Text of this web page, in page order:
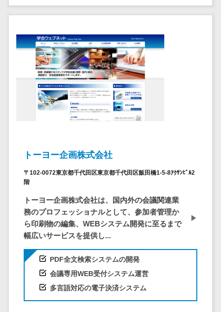
医療・介護業界向け
電子カルテ>
障害福祉ソフト>
介護ソフト>
オンライン診療システム>
オンコール代行サービス>
訪問看護ステーション向けサービ
ス>
リハビリ管理システム>
医薬品在庫管理システム>
電子薬歴システム>
不動産業界向け
不動産管理サービス>
不動産業務支援サービス>
ア
Web会議シス
テム
プロジェクト
管理ツール
電子証明書サ
ービス
電子証明書サ
ー
クラウド基盤
ツール
データセンタ
ー監視自動化
クラウドバッ
クアップ
デスクトップ
仮想化
IoT空調制御
トーヨー企画株式会社
〒102-0072東京都千代田区東京都千代田区飯田橋1-5-8ｱｸｻﾝﾋﾞﾙ2
階
トーヨー企画株式会社は、国内外の会議関連業
務のプロフェッショナルとして、参加者管理か
ら印刷物の編集、WEBシステム開発に至るまで
幅広いサービスを提供し...
PDF全文検索システムの開発
会議専用WEB受付システム運営
多言語対応の電子決済システム